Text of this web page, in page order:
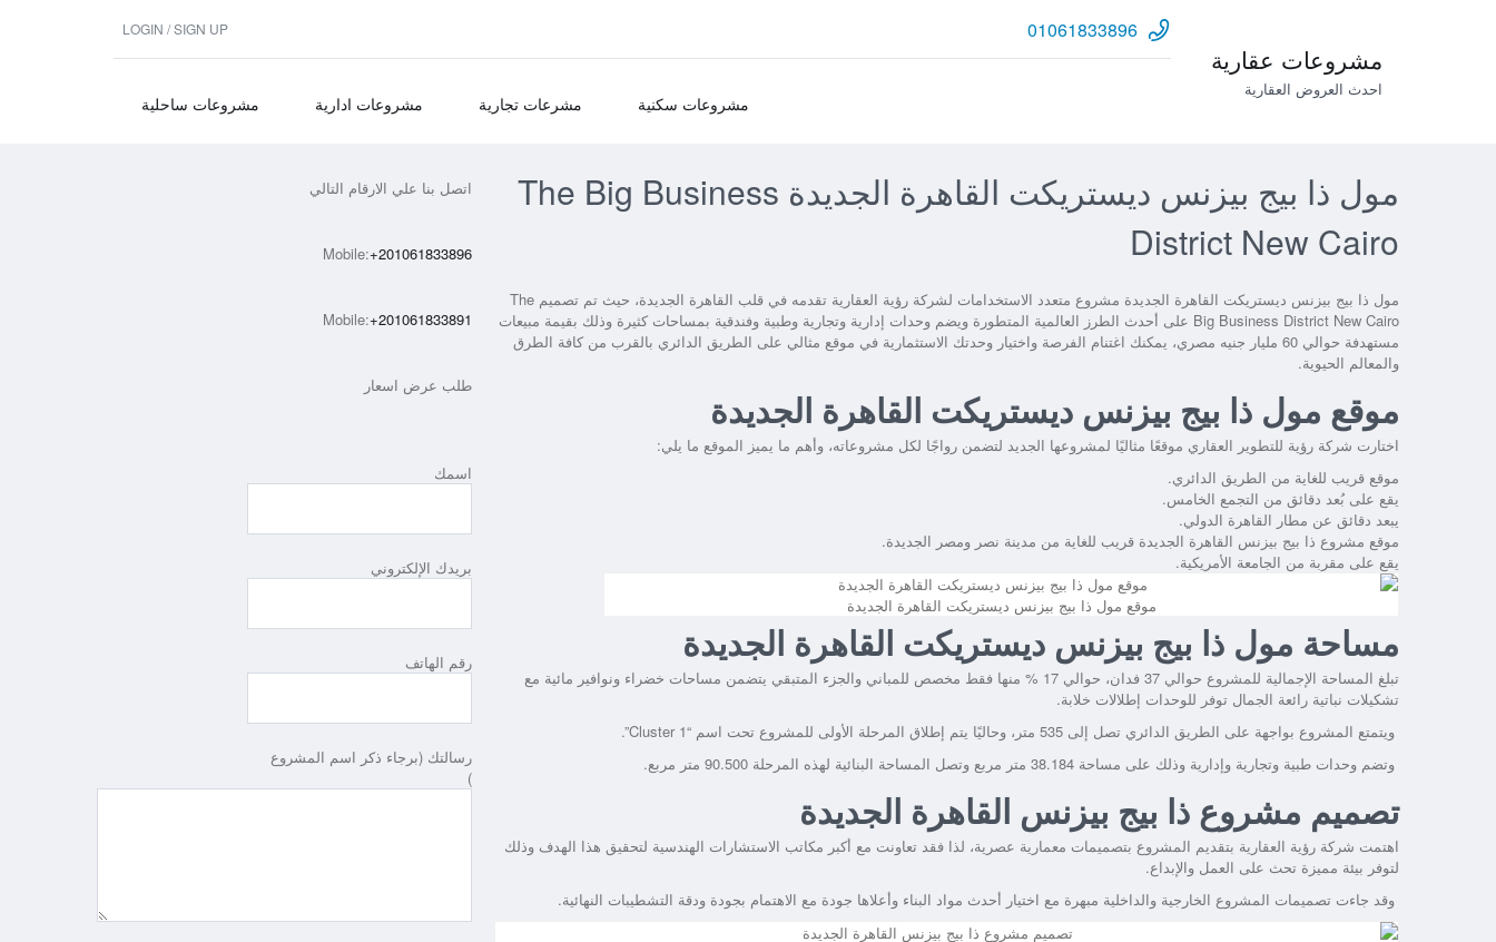
مشروعات عقارية
احدث العروض العقارية
LOGIN / SIGN UP 01061833896
مشروعات سكنية مشرعات تجارية مشروعات ادارية مشروعات ساحلية
مول ذا بيج بيزنس ديستريكت القاهرة الجديدة The Big Business
District New Cairo
مول ذا بيج بيزنس ديستريكت القاهرة الجديدة مشروع متعدد الاستخدامات لشركة رؤية العقارية تقدمه في قلب القاهرة الجديدة، حيث تم تصميم The
Big Business District New Cairo على أحدث الطرز العالمية المتطورة ويضم وحدات إدارية وتجارية وطبية وفندقية بمساحات كثيرة وذلك بقيمة مبيعات
مستهدفة حوالي 60 مليار جنيه مصري، يمكنك اغتنام الفرصة واختيار وحدتك الاستثمارية في موقع مثالي على الطريق الدائري بالقرب من كافة الطرق
والمعالم الحيوية.
موقع مول ذا بيج بيزنس ديستريكت القاهرة الجديدة
اختارت شركة رؤية للتطوير العقاري موقعًا مثاليًا لمشروعها الجديد لتضمن رواجًا لكل مشروعاته، وأهم ما يميز الموقع ما يلي:
موقع قريب للغاية من الطريق الدائري.
يقع على بُعد دقائق من التجمع الخامس.
يبعد دقائق عن مطار القاهرة الدولي.
موقع مشروع ذا بيج بيزنس القاهرة الجديدة قريب للغاية من مدينة نصر ومصر الجديدة.
يقع على مقربة من الجامعة الأمريكية.
موقع مول ذا بيج بيزنس ديستريكت القاهرة الجديدة
مساحة مول ذا بيج بيزنس ديستريكت القاهرة الجديدة
تبلغ المساحة الإجمالية للمشروع حوالي 37 فدان، حوالي 17 % منها فقط مخصص للمباني والجزء المتبقي يتضمن مساحات خضراء ونوافير مائية مع
تشكيلات نباتية رائعة الجمال توفر للوحدات إطلالات خلابة.
ويتمتع المشروع بواجهة على الطريق الدائري تصل إلى 535 متر، وحاليًا يتم إطلاق المرحلة الأولى للمشروع تحت اسم “Cluster 1”.
وتضم وحدات طبية وتجارية وإدارية وذلك على مساحة 38.184 متر مربع وتصل المساحة البنائية لهذه المرحلة 90.500 متر مربع.
تصميم مشروع ذا بيج بيزنس القاهرة الجديدة
اهتمت شركة رؤية العقارية بتقديم المشروع بتصميمات معمارية عصرية، لذا فقد تعاونت مع أكبر مكاتب الاستشارات الهندسية لتحقيق هذا الهدف وذلك
لتوفر بيئة مميزة تحث على العمل والإبداع.
وقد جاءت تصميمات المشروع الخارجية والداخلية مبهرة مع اختيار أحدث مواد البناء وأعلاها جودة مع الاهتمام بجودة ودقة التشطيبات النهائية.
اتصل بنا علي الارقام التالي
Mobile:+201061833896
Mobile:+201061833891
طلب عرض اسعار
اسمك
بريدك الإلكتروني
رقم الهاتف
رسالتك (برجاء ذكر اسم المشروع
)